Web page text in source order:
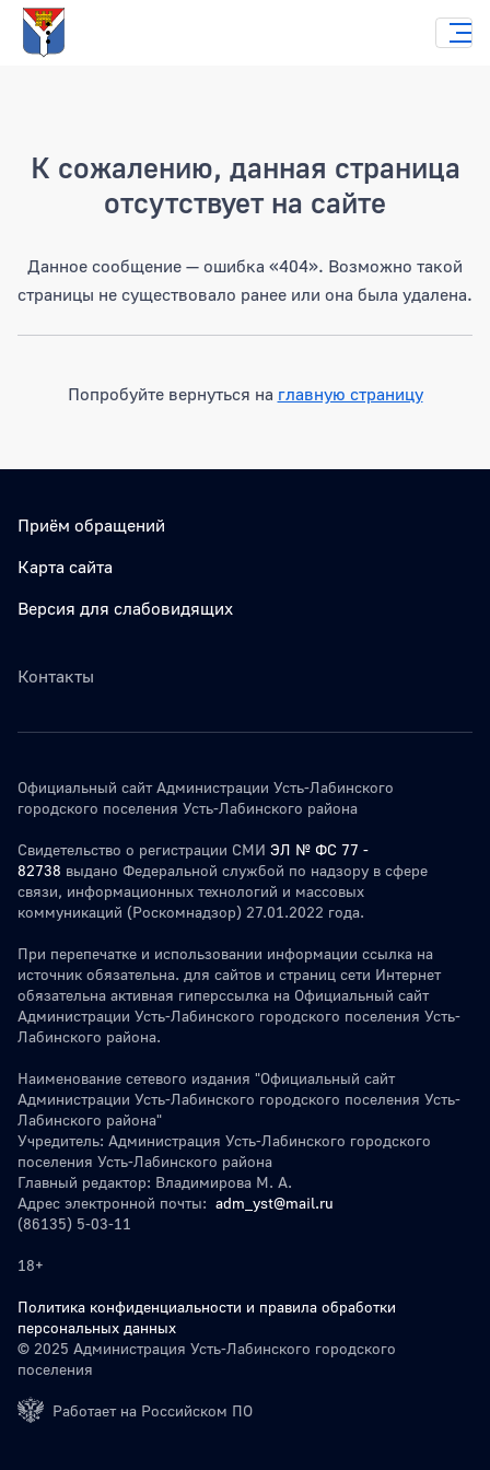
К сожалению, данная страница
отсутствует на сайте
Данное сообщение — ошибка «404». Возможно такой
страницы не существовало ранее или она была удалена.
Попробуйте вернуться на главную страницу
Приём обращений
Карта сайта
Версия для слабовидящих
Контакты
Официальный сайт Администрации Усть-Лабинского
городского поселения Усть-Лабинского района
Свидетельство о регистрации СМИ ЭЛ № ФС 77 -
82738 выдано Федеральной службой по надзору в сфере
связи, информационных технологий и массовых
коммуникаций (Роскомнадзор) 27.01.2022 года.
При перепечатке и использовании информации ссылка на
источник обязательна. для сайтов и страниц сети Интернет
обязательна активная гиперссылка на Официальный сайт
Администрации Усть-Лабинского городского поселения Усть-
Лабинского района.
Наименование сетевого издания "Официальный сайт
Администрации Усть-Лабинского городского поселения Усть-
Лабинского района"
Учредитель: Администрация Усть-Лабинского городского
поселения Усть-Лабинского района
Главный редактор: Владимирова М. А.
Адрес электронной почты: adm_yst@mail.ru
(86135) 5-03-11
18+
Политика конфиденциальности и правила обработки
персональных данных
© 2025 Администрация Усть-Лабинского городского
поселения
Работает на Российском ПО